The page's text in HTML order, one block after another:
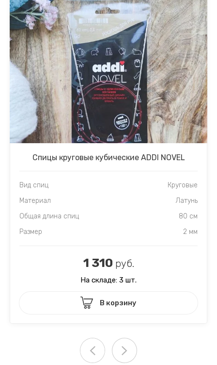
Спицы круговые кубические ADDI NOVEL
Вид спиц
Круговые
Материал
Латунь
Общая длина спиц
80 см
Размер
2 мм
1 310 руб.
На складе: 3 шт.
В корзину